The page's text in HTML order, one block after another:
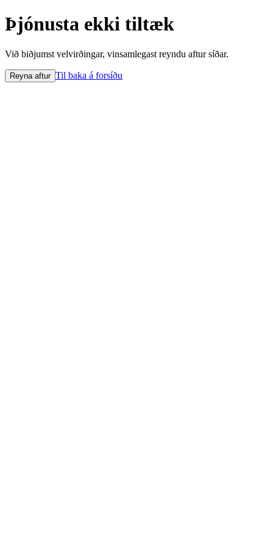
Þjónusta ekki tiltæk
Við biðjumst velvirðingar, vinsamlegast reyndu aftur síðar.
Reyna aftur Til baka á forsíðu